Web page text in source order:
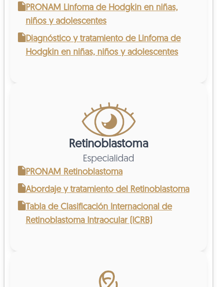
PRONAM Linfoma de Hodgkin en niñas,
niños y adolescentes
Diagnóstico y tratamiento de Linfoma de
Hodgkin en niñas, niños y adolescentes
Retinoblastoma
Especialidad
PRONAM Retinoblastoma
Abordaje y tratamiento del Retinoblastoma
Tabla de Clasificación Internacional de
Retinoblastoma Intraocular (ICRB)